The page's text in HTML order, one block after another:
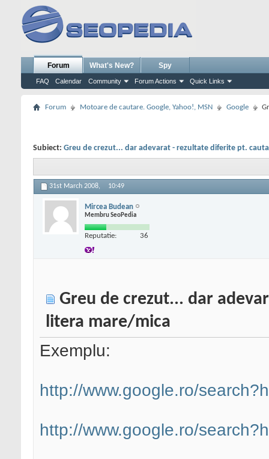
Forum
FAQ Calendar Community Forum Actions Quick Links
What's New? Spy
Forum Motoare de cautare. Google, Yahoo!, MSN Google
Subiect: Greu de crezut... dar adevarat - rezultate diferite pt.
31st March 2008, 10:49
Mircea Budean
Membru SeoPedia
Reputatie: 36
Greu de crezut... dar
litera mare/mica
Exemplu:
http://www.google.ro/
http://www.google.ro/